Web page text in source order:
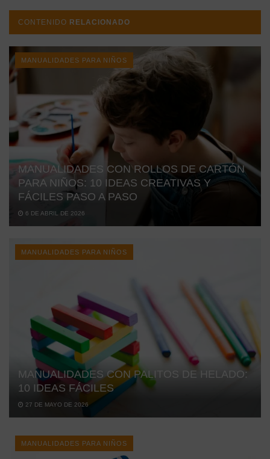
CONTENIDO RELACIONADO
MANUALIDADES PARA NIÑOS
MANUALIDADES CON ROLLOS DE CARTÓN
PARA NIÑOS: 10 IDEAS CREATIVAS Y
FÁCILES PASO A PASO
6 DE ABRIL DE 2026
MANUALIDADES PARA NIÑOS
MANUALIDADES CON PALITOS DE HELADO:
10 IDEAS FÁCILES
27 DE MAYO DE 2026
MANUALIDADES PARA NIÑOS